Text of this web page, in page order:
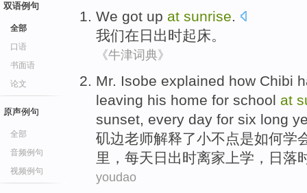
双语例句
全部
口语
书面语
论文
原声例句
全部
音频例句
视频例句
We got up at sunrise.
我们在 日出时起床。
《牛津词典》
Mr. Isobe explained how Chibi
leaving his home for school at
sunset, every day for six long
矶边老师解释了小不点是如何
里，每天日出时离家上学，日落
youdao